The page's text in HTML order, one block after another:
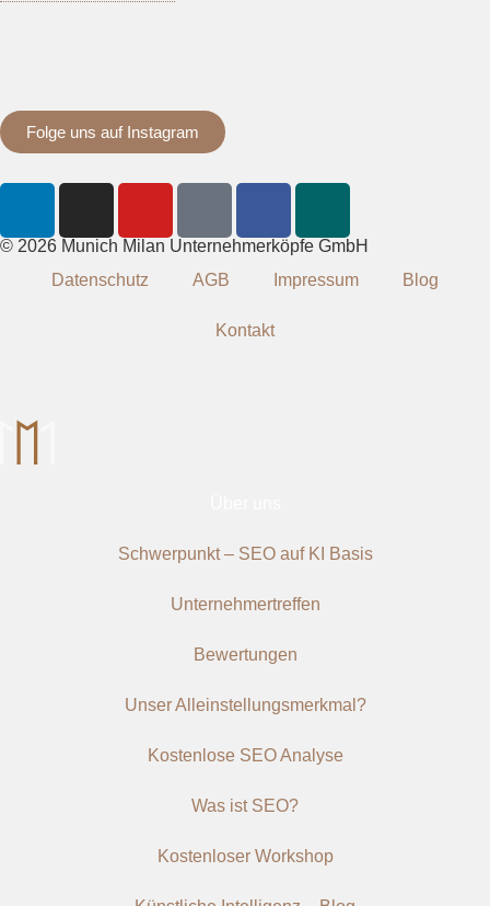
Folge uns auf Instagram
© 2026 Munich Milan Unternehmerköpfe GmbH
Datenschutz
AGB Impressum Blog
Kontakt
Schwerpunkt – SEO auf KI Basis
Unternehmertreffen
Bewertungen
Unser Alleinstellungsmerkmal?
Kostenlose SEO Analyse
Was ist SEO?
Kostenloser Workshop